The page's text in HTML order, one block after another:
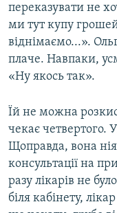
переказувати не
ми тут купу
віднімаємо...».
плаче. Навпаки,
«Ну якось так».
Їй не можна
чекає четвертого.
Щоправда, вона
консультації на
разу лікарів не
біля кабінету,